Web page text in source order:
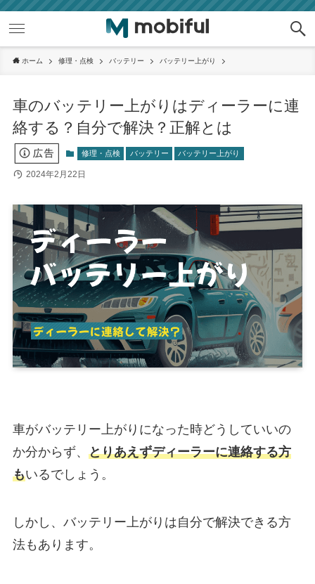
ホーム 修理・点検 バッテリー バッテリー上がり
車のバッテリー上がりはディーラーに連
絡する？自分で解決？正解とは
修理・点検 バッテリー バッテリー上がり
2024年2月22日
車がバッテリー上がりになった時どうしていいの
か分からず、 とりあえずディーラーに連絡する方
もいるでしょう。
しかし、バッテリー上がりは自分で解決できる方
法もあります。